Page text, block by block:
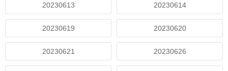
20230613 20230614
20230619 20230620
20230621 20230626